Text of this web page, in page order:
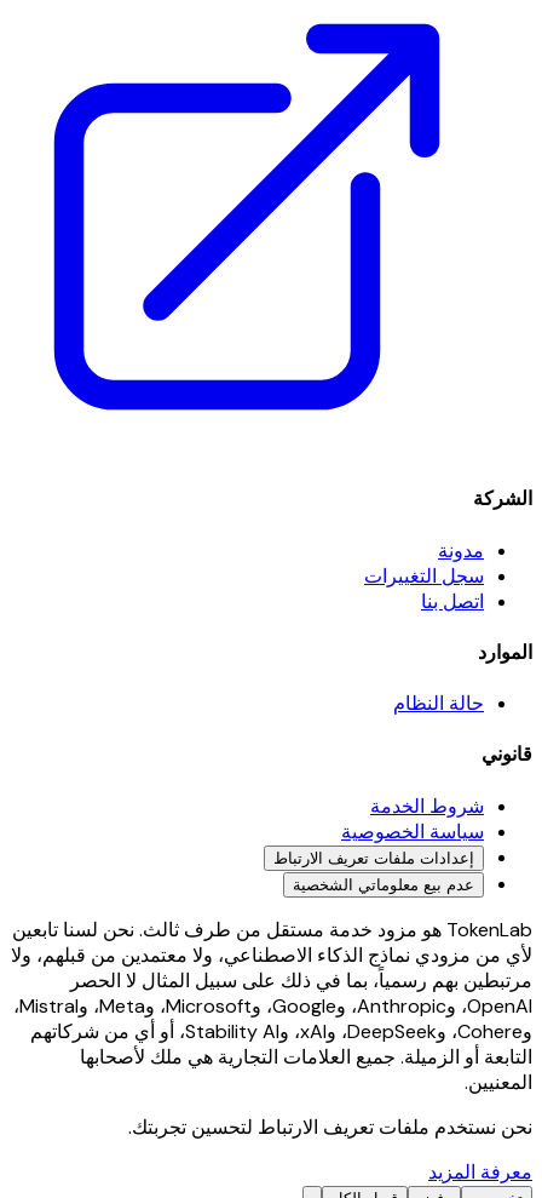
الشركة
مدونة
سجل التغييرات
اتصل بنا
الموارد
حالة النظام
قانوني
شروط الخدمة
سياسة الخصوصية
إعدادات ملفات تعريف الارتباط
عدم بيع معلوماتي الشخصية
TokenLab هو مزود خدمة مستقل من طرف ثالث. نحن لسنا تابعين
لأي من مزودي نماذج الذكاء الاصطناعي، ولا معتمدين من قبلهم، ولا
مرتبطين بهم رسمياً، بما في ذلك على سبيل المثال لا الحصر
OpenAI، وAnthropic، وGoogle، وMicrosoft، وMeta، وMistral،
وCohere، وDeepSeek، وxAI، وStability AI، أو أي من شركاتهم
التابعة أو الزميلة. جميع العلامات التجارية هي ملك لأصحابها
المعنيين.
نحن نستخدم ملفات تعريف الارتباط لتحسين تجربتك.
معرفة المزيد